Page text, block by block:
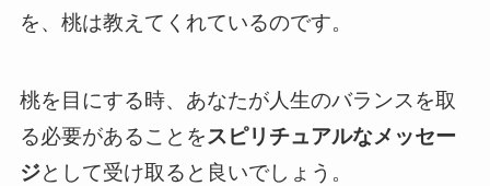
を、桃は教えてくれているのです。
桃を目にする時、あなたが人生のバランスを取
る必要があることをスピリチュアルなメッセー
ジとして受け取ると良いでしょう。